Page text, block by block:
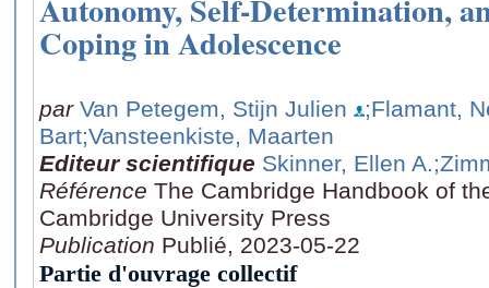
Autonomy, Self-Determination,
Coping in Adolescence
par Van Petegem, Stijn Julien
;Flamant,
Bart;Vansteenkiste, Maarten
Editeur scientifique Skinner, Ellen A.
Référence The Cambridge Handbook of
Cambridge University Press
Publication Publié, 2023-05-22
Partie d'ouvrage collectif